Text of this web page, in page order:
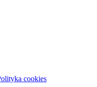
cookies